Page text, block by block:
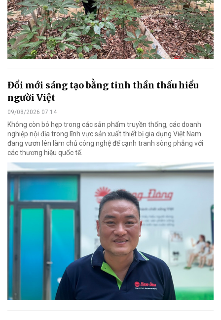
Đổi mới sáng tạo bằng tinh thần thấu hiểu
người Việt
09/08/2026 07:14
Không còn bó hẹp trong các sản phẩm truyền thống, các doanh
nghiệp nội địa trong lĩnh vực sản xuất thiết bị gia dụng Việt Nam
đang vươn lên làm chủ công nghệ để cạnh tranh sòng phẳng với
các thương hiệu quốc tế.